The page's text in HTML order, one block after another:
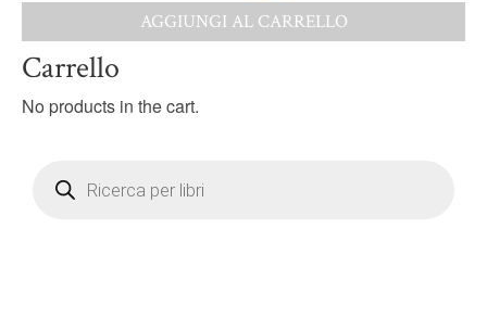
AGGIUNGI AL CARRELLO
Carrello
No products in the cart.
search